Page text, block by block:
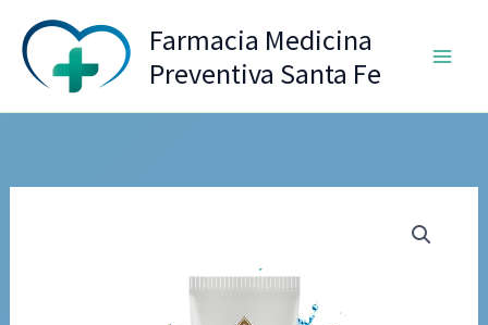
contenido
Farmacia Medicina
Preventiva Santa Fe